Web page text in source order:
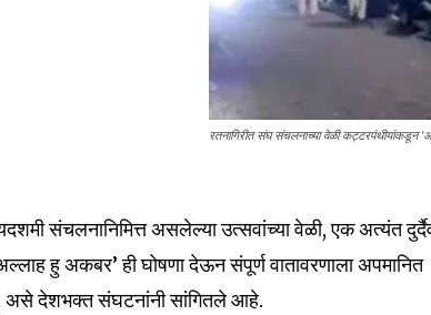
रतनागिरीत संघ संचलनाच्या वेळी कट्टरपंथीयांकडून
संचलनानिमित्त असलेल्या उत्सवांच्या वेळी, एक अत्यंत
हु अकबर’ ही घोषणा देऊन संपूर्ण वातावरणाला अपमानित
असे देशभक्त संघटनांनी सांगितले आहे.